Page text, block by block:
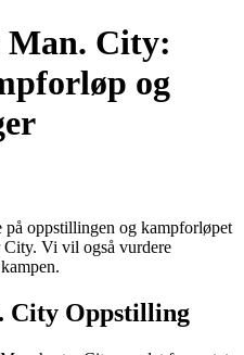
Man. City:
og
oppstillingen og kampforløpet
Vi vil også vurdere
City Oppstilling